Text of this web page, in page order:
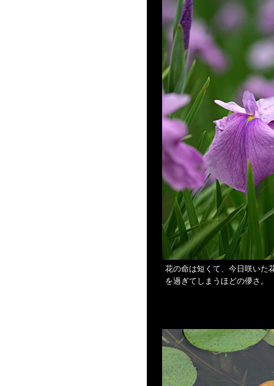
花の命は短くて、今日咲いた
を過ぎてしまうほどの儚さ。